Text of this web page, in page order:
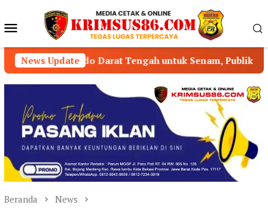
konten Menu
Mobile
News Update
Tengah untuk Senam, Publik Pertanyakan
Beranda News